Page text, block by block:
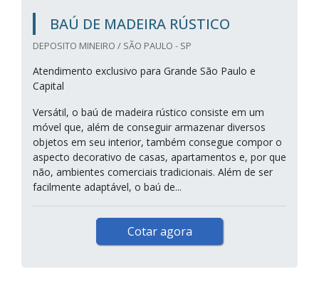
BAÚ DE MADEIRA RÚSTICO
DEPOSITO MINEIRO / SÃO PAULO - SP
Atendimento exclusivo para Grande São Paulo e
Capital
Versátil, o baú de madeira rústico consiste em um
móvel que, além de conseguir armazenar diversos
objetos em seu interior, também consegue compor o
aspecto decorativo de casas, apartamentos e, por que
não, ambientes comerciais tradicionais. Além de ser
facilmente adaptável, o baú de...
Cotar agora